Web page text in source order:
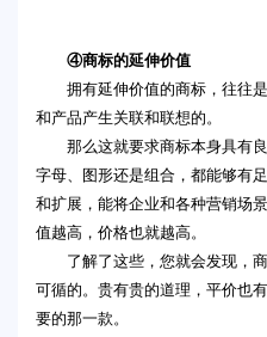
④商标的延伸价值
拥有延伸价值的商标，往往
和产品产生关联和联想的。
那么这就要求商标本身具有
字母、图形还是组合，都能够有
和扩展，能将企业和各种营销场
值越高，价格也就越高。
了解了这些，您就会发现，
可循的。贵有贵的道理，平价也
要的那一款。